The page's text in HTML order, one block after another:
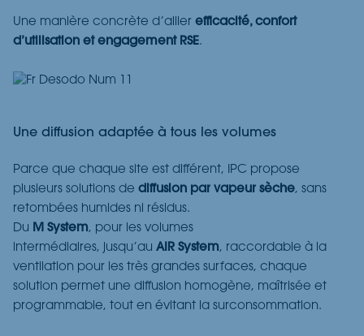
Une manière concrète d’allier efficacité, confort
d’utilisation et engagement RSE.
Une diffusion adaptée à tous les volumes
Parce que chaque site est différent, IPC propose
plusieurs solutions de diffusion par vapeur sèche, sans
retombées humides ni résidus.
Du M System, pour les volumes
intermédiaires, jusqu’au AIR System, raccordable à la
ventilation pour les très grandes surfaces, chaque
solution permet une diffusion homogène, maîtrisée et
programmable, tout en évitant la surconsommation.